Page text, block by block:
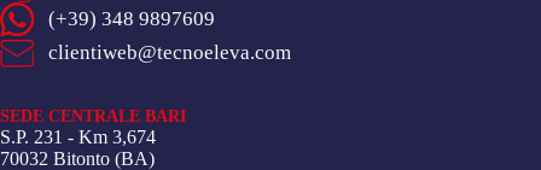
(+39) 348 9897609
clientiweb@tecnoeleva.com
SEDE CENTRALE BARI
S.P. 231 - Km 3,674
70032 Bitonto (BA)